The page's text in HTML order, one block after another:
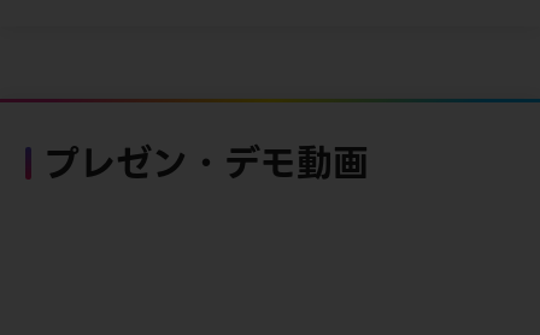
プレゼン・デモ動画